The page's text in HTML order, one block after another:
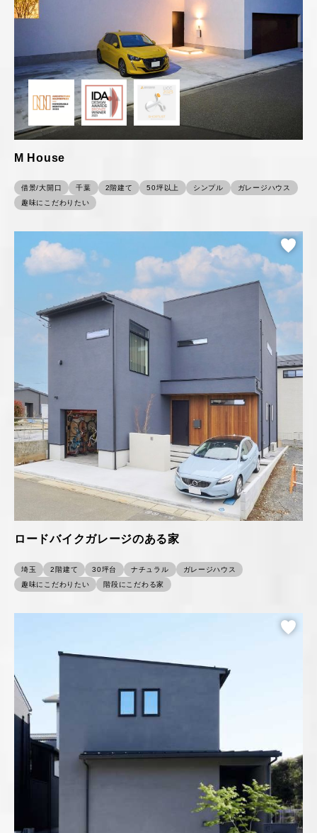
M House
借景/大開口 千葉 2階建て 50坪以上 シンプル
ガレージハウス
趣味にこだわりたい
ロードバイクガレージのある家
埼玉 2階建て 30坪台 ナチュラル
ガレージハウス
趣味にこだわりたい
階段にこだわる家